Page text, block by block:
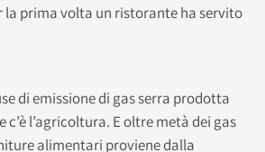
la prima volta un ristorante ha servito
di emissione di gas serra prodotta
l’agricoltura. E oltre metà dei gas
alimentari proviene dalla